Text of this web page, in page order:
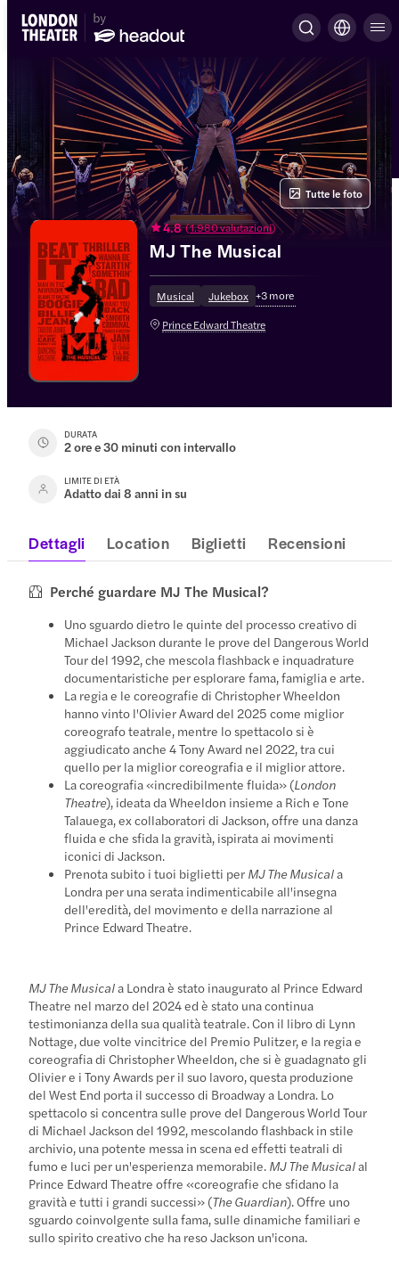
4.8 (1.980 valutazioni)
MJ The Musical
Musical Jukebox +3more
Prince Edward Theatre
Tutte le foto
DURATA
2 ore e 30 minuti con intervallo
LIMITE DI ETÀ
Adatto dai 8 anni in su
Dettagli Location Biglietti Recensioni
Perché guardare MJ The Musical?
Uno sguardo dietro le quinte del processo creativo di
Michael Jackson durante le prove del Dangerous World
Tour del 1992, che mescola flashback e inquadrature
documentaristiche per esplorare fama, famiglia e arte.
La regia e le coreografie di Christopher Wheeldon
hanno vinto l'Olivier Award del 2025 come miglior
coreografo teatrale, mentre lo spettacolo si è
aggiudicato anche 4 Tony Award nel 2022, tra cui
quello per la miglior coreografia e il miglior attore.
La coreografia «incredibilmente fluida» (London
Theatre), ideata da Wheeldon insieme a Rich e Tone
Talauega, ex collaboratori di Jackson, offre una danza
fluida e che sfida la gravità, ispirata ai movimenti
iconici di Jackson.
Prenota subito i tuoi biglietti per MJ The Musicala
Londra per una serata indimenticabile all'insegna
dell'eredità, del movimento e della narrazione al
Prince Edward Theatre.
MJ The Musicala Londra è stato inaugurato al Prince Edward
Theatre nel marzo del 2024 ed è stato una continua
testimonianza della sua qualità teatrale. Con il libro di Lynn
Nottage, due volte vincitrice del Premio Pulitzer, e la regia e
coreografia di Christopher Wheeldon, che si è guadagnato gli
Olivier e i Tony Awards per il suo lavoro, questa produzione
del West End porta il successo di Broadway a Londra. Lo
spettacolo si concentra sulle prove del Dangerous World Tour
di Michael Jackson del 1992, mescolando flashback in stile
archivio, una potente messa in scena ed effetti teatrali di
fumo e luci per un'esperienza memorabile. MJ The Musicalal
Prince Edward Theatre offre «coreografie che sfidano la
gravità e tutti i grandi successi» (The Guardian). Offre uno
sguardo coinvolgente sulla fama, sulle dinamiche familiari e
sullo spirito creativo che ha reso Jackson un'icona.